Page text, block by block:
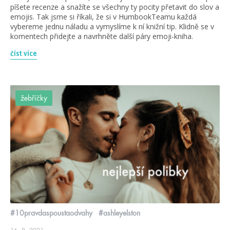
píšete recenze a snažíte se všechny ty pocity přetavit do slov a
emojis. Tak jsme si říkali, že si v HumbookTeamu každá
vybereme jednu náladu a vymyslíme k ní knižní tip. Klidně se v
komentech přidejte a navrhněte další páry emoji-kniha.
číst více
žebříčky
#10pravdaspoustaodvahy #ashleyelston